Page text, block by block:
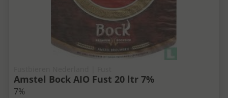
Amstel Bock AIO Fust 20 ltr 7%
7%